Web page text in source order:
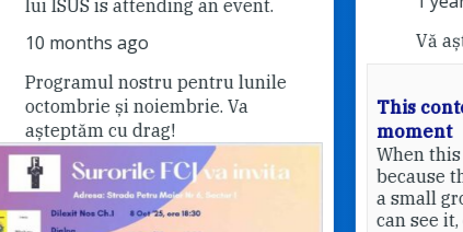
Vă așteptăm cu drag!
This content isn't available at the
moment
When this happens, it's usually
because the owner only shared it with
a small group of people, changed who
can see it, or it's been deleted.